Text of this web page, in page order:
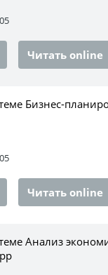
Читать online
Бизнес-
Читать online
Анализ